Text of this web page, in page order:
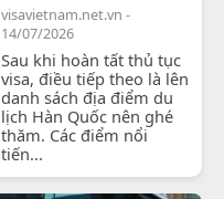
visavietnam.net.vn -
14/07/2026
Sau khi hoàn tất thủ tục
visa, điều tiếp theo là lên
danh sách địa điểm du
lịch Hàn Quốc nên ghé
thăm. Các điểm nổi
tiến...